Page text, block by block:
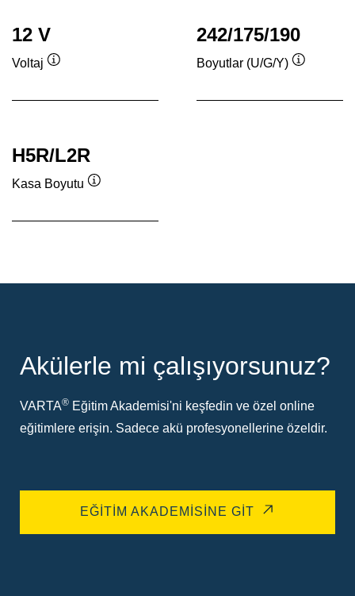
12 V
Voltaj
242/175/190
Boyutlar (U/G/Y)
H5R/L2R
Kasa Boyutu
Akülerle mi çalışıyorsunuz?
VARTA® Eğitim Akademisi'ni keşfedin ve özel online
eğitimlere erişin. Sadece akü profesyonellerine özeldir.
EĞITIM AKADEMISINE GIT